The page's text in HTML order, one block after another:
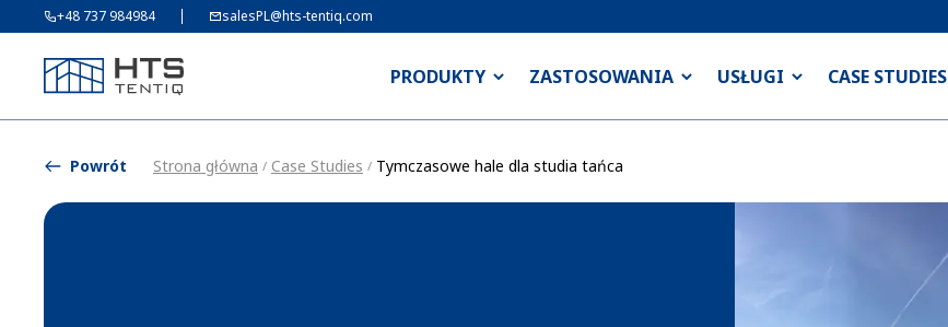
+48 737 984984 salesPL@hts-tentiq.com
PRODUKTY ZASTOSOWANIA USŁUGI CASE STUDIES
Powrót Strona główna / Case Studies / Tymczasowe hale dla studia tańca